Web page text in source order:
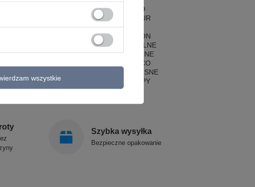
LAMPY RETRO
LAMPY GLAMOUR
LAMPY HAMPTON
LAMPY RUSTYKALNE
LAMPY KLASYCZNE
LAMPY ART DECO
LAMPY NOWOCZESNE
STYLOWE LAMPY
Szybka wysyłka
Bezpieczne opakowanie
wszystkie